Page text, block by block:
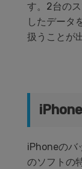
す。2台の
したデータ
扱うことが
iPhoneのバ
のソフトの